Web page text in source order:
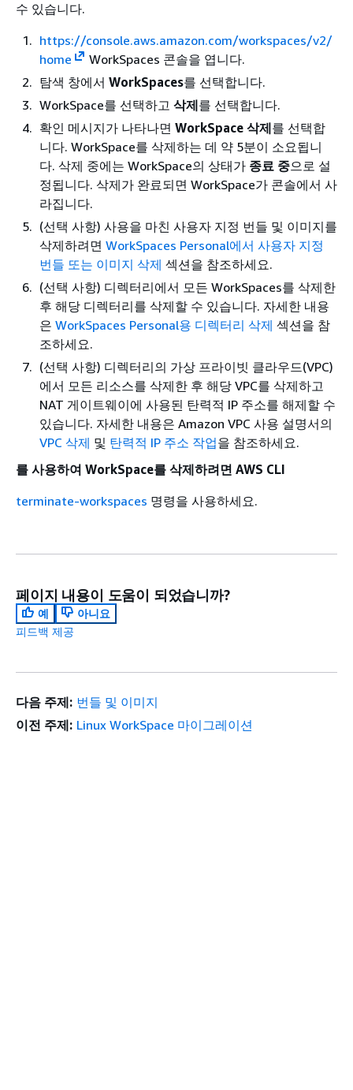
수 있습니다.
https://console.aws.amazon.com/workspaces/v2/
home
WorkSpaces 콘솔을 엽니다.
탐색 창에서 WorkSpaces를 선택합니다.
WorkSpace를 선택하고 삭제를 선택합니다.
확인 메시지가 나타나면 WorkSpace 삭제를 선택합
니다. WorkSpace를 삭제하는 데 약 5분이 소요됩니
다. 삭제 중에는 WorkSpace의 상태가 종료 중으로 설
정됩니다. 삭제가 완료되면 WorkSpace가 콘솔에서 사
라집니다.
(선택 사항) 사용을 마친 사용자 지정 번들 및 이미지를
삭제하려면 WorkSpaces Personal에서 사용자 지정
번들 또는 이미지 삭제 섹션을 참조하세요.
(선택 사항) 디렉터리에서 모든 WorkSpaces를 삭제한
후 해당 디렉터리를 삭제할 수 있습니다. 자세한 내용
은 WorkSpaces Personal용 디렉터리 삭제 섹션을 참
조하세요.
(선택 사항) 디렉터리의 가상 프라이빗 클라우드(VPC)
에서 모든 리소스를 삭제한 후 해당 VPC를 삭제하고
NAT 게이트웨이에 사용된 탄력적 IP 주소를 해제할 수
있습니다. 자세한 내용은 Amazon VPC 사용 설명서의
VPC 삭제 및 탄력적 IP 주소 작업을 참조하세요.
를 사용하여 WorkSpace를 삭제하려면 AWS CLI
terminate-workspaces 명령을 사용하세요.
페이지 내용이 도움이 되었습니까?
예
아니요
피드백 제공
다음 주제: 번들 및 이미지
이전 주제: Linux WorkSpace 마이그레이션